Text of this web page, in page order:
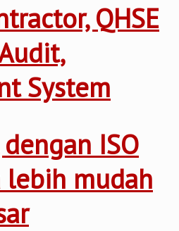
QHSE
System
ISO
lebih mudah